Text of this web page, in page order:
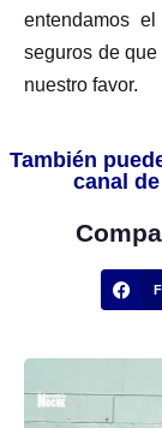
entendamos
seguros de
nuestro favor.
También
canal